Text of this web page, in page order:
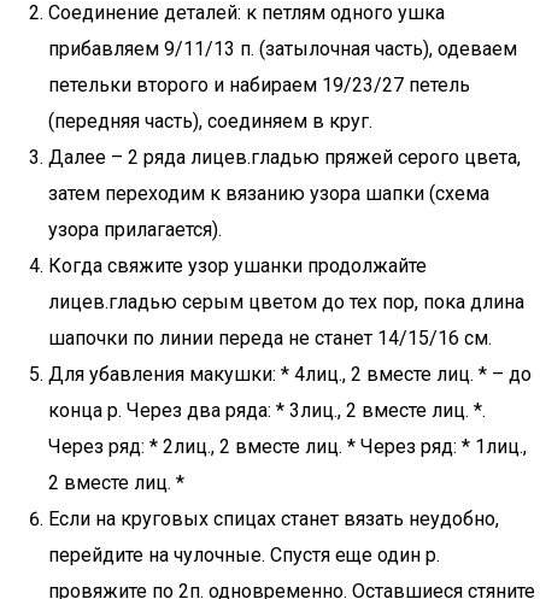
Соединение деталей: к петлям одного ушка
прибавляем 9/11/13 п. (затылочная часть), одеваем
петельки второго и набираем 19/23/27 петель
(передняя часть), соединяем в круг.
Далее – 2 ряда лицев.гладью пряжей серого цвета,
затем переходим к вязанию узора шапки (схема
узора прилагается).
Когда свяжите узор ушанки продолжайте
лицев.гладью серым цветом до тех пор, пока длина
шапочки по линии переда не станет 14/15/16 см.
Для убавления макушки: * 4лиц., 2 вместе лиц. * – до
конца р. Через два ряда: * 3лиц., 2 вместе лиц. *.
Через ряд: * 2лиц., 2 вместе лиц. * Через ряд: * 1лиц.,
2 вместе лиц. *
Если на круговых спицах станет вязать неудобно,
перейдите на чулочные. Спустя еще один р.
провяжите по 2п. одновременно. Оставшиеся стяните